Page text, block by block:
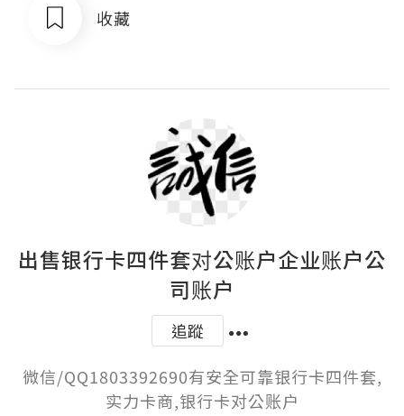
收藏
出售银行卡四件套对公账户企业账户公
司账户
追蹤
微信/QQ1803392690有安全可靠银行卡四件套,
实力卡商,银行卡对公账户